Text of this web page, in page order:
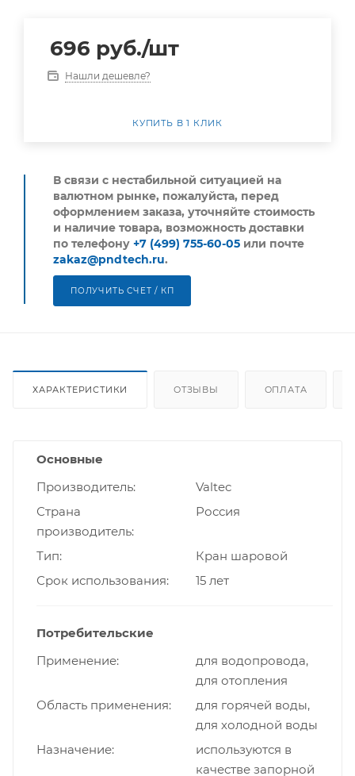
696 руб./шт
Нашли дешевле?
КУПИТЬ В 1 КЛИК
В связи с нестабильной ситуацией на
валютном рынке, пожалуйста, перед
оформлением заказа, уточняйте стоимость
и наличие товара, возможность доставки
по телефону +7 (499) 755-60-05 или почте
zakaz@pndtech.ru.
ПОЛУЧИТЬ СЧЕТ / КП
ХАРАКТЕРИСТИКИ ОТЗЫВЫ ОПЛАТА
Основные
Производитель
Valtec
Страна
производитель
Россия
Тип
Кран шаровой
Срок использования
15 лет
Потребительские
Применение
для водопровода,
для отопления
Область применения
для горячей воды,
для холодной воды
Назначение
используются в
качестве запорной